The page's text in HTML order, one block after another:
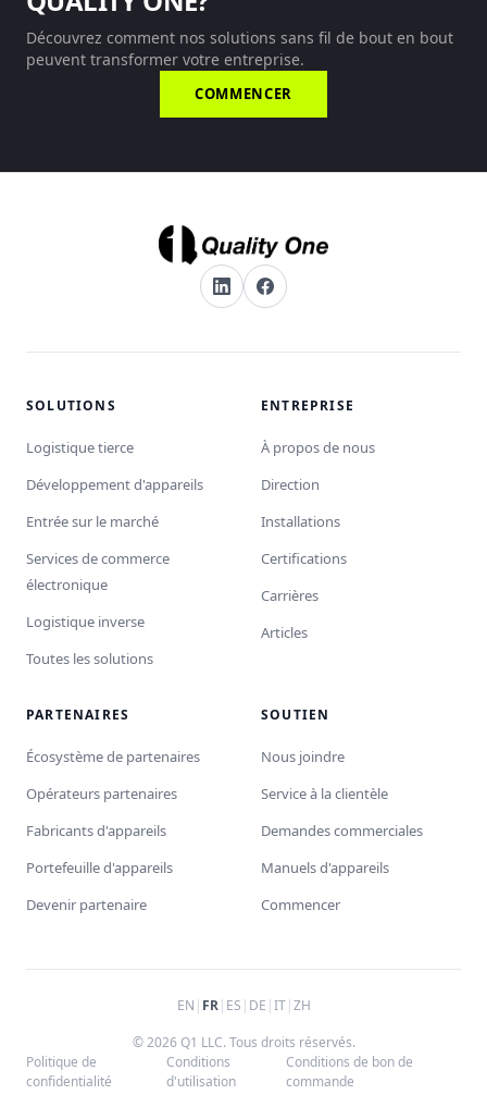
Découvrez comment nos solutions sans fil de bout en bout
peuvent transformer votre entreprise.
COMMENCER
SOLUTIONS
Logistique tierce
Développement d'appareils
Entrée sur le marché
Services de commerce
électronique
Logistique inverse
Toutes les solutions
ENTREPRISE
À propos de nous
Direction
Installations
Certifications
Carrières
Articles
PARTENAIRES
Écosystème de partenaires
Opérateurs partenaires
Fabricants d'appareils
Portefeuille d'appareils
Devenir partenaire
SOUTIEN
Nous joindre
Service à la clientèle
Demandes commerciales
Manuels d'appareils
Commencer
EN | FR| ES | DE |IT|ZH
© 2026 Q1 LLC. Tous droits réservés.
Politique de
confidentialité
Conditions
d'utilisation
Conditions de bon de
commande